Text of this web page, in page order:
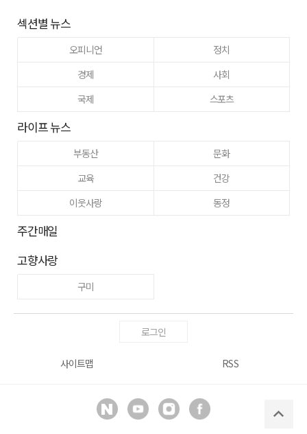
섹션별 뉴스
오피니언
정치
경제
사회
국제
스포츠
라이프 뉴스
부동산
문화
교육
건강
이웃사랑
동정
주간매일
고향사랑
구미
로그인
사이트맵 RSS